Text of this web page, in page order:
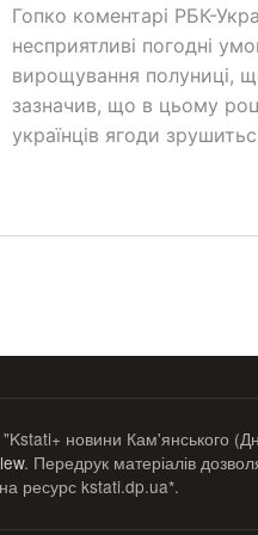
Гопко коментарі РБК-
несприятливі погодні
вирощування полуниці,
зазначив, що в цьому
українців ягоди
новини Кам'янського
. Передрук матеріалів
ресурс kstati.dp.ua*.